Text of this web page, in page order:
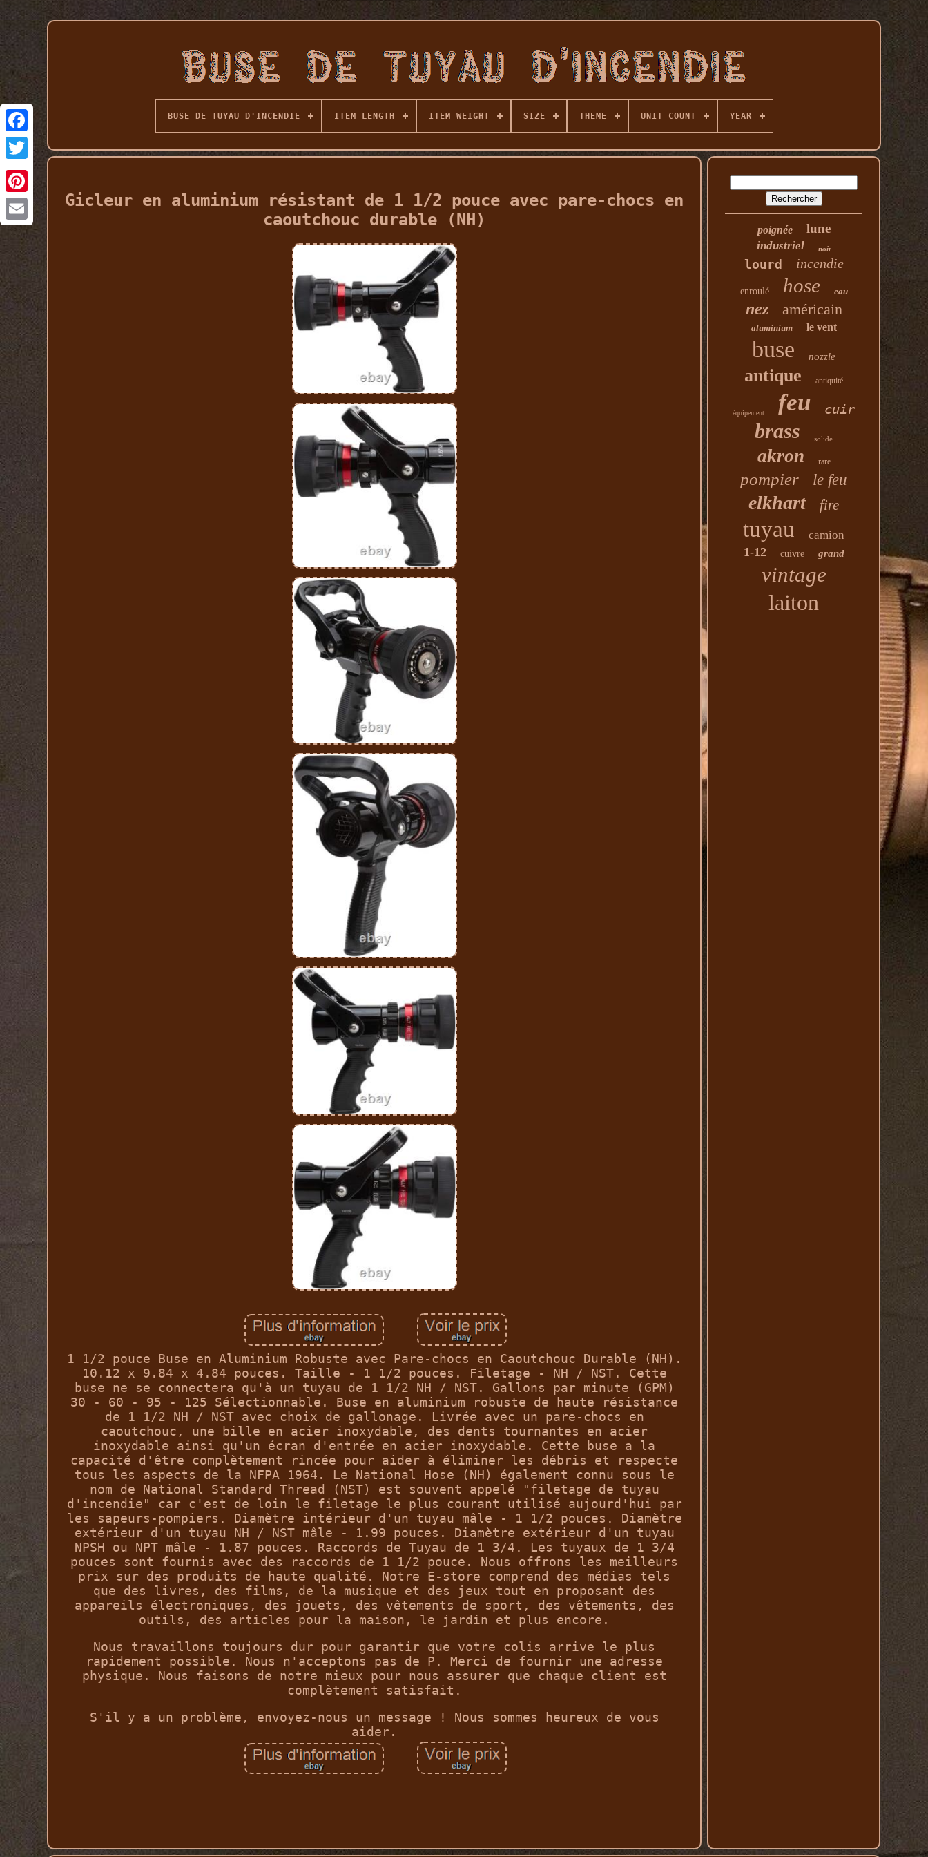
BUSE DE TUYAU D'INCENDIE ITEM LENGTH ITEM WEIGHT SIZE THEME UNIT COUNT YEAR
Gicleur en aluminium résistant de 1 1/2 pouce avec pare-chocs en
caoutchouc durable (NH)
1 1/2 pouce Buse en Aluminium Robuste avec Pare-chocs en Caoutchouc Durable (NH).
10.12 x 9.84 x 4.84 pouces. Taille - 1 1/2 pouces. Filetage - NH / NST. Cette
buse ne se connectera qu'à un tuyau de 1 1/2 NH / NST. Gallons par minute (GPM)
30 - 60 - 95 - 125 Sélectionnable. Buse en aluminium robuste de haute résistance
de 1 1/2 NH / NST avec choix de gallonage. Livrée avec un pare-chocs en
caoutchouc, une bille en acier inoxydable, des dents tournantes en acier
inoxydable ainsi qu'un écran d'entrée en acier inoxydable. Cette buse a la
capacité d'être complètement rincée pour aider à éliminer les débris et respecte
tous les aspects de la NFPA 1964. Le National Hose (NH) également connu sous le
nom de National Standard Thread (NST) est souvent appelé "filetage de tuyau
d'incendie" car c'est de loin le filetage le plus courant utilisé aujourd'hui par
les sapeurs-pompiers. Diamètre intérieur d'un tuyau mâle - 1 1/2 pouces. Diamètre
extérieur d'un tuyau NH / NST mâle - 1.99 pouces. Diamètre extérieur d'un tuyau
NPSH ou NPT mâle - 1.87 pouces. Raccords de Tuyau de 1 3/4. Les tuyaux de 1 3/4
pouces sont fournis avec des raccords de 1 1/2 pouce. Nous offrons les meilleurs
prix sur des produits de haute qualité. Notre E-store comprend des médias tels
que des livres, des films, de la musique et des jeux tout en proposant des
appareils électroniques, des jouets, des vêtements de sport, des vêtements, des
outils, des articles pour la maison, le jardin et plus encore.
Nous travaillons toujours dur pour garantir que votre colis arrive le plus
rapidement possible. Nous n'acceptons pas de P. Merci de fournir une adresse
physique. Nous faisons de notre mieux pour nous assurer que chaque client est
complètement satisfait.
S'il y a un problème, envoyez-nous un message ! Nous sommes heureux de vous
aider.
poignée lune
industriel noir
lourd incendie
enroulé hose eau
nez américain
aluminium le vent
buse nozzle
antique antiquité
équipement feu cuir
brass solide
akron rare
pompier le feu
elkhart fire
tuyau camion
1-12 cuivre grand
vintage
laiton